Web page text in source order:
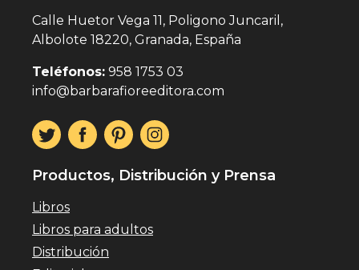
Calle Huetor Vega 11, Poligono Juncaril,
Albolote 18220, Granada, España
Teléfonos: 958 1753 03
info@barbarafioreeditora.com
Productos, Distribución y Prensa
Libros
Libros para adultos
Distribución